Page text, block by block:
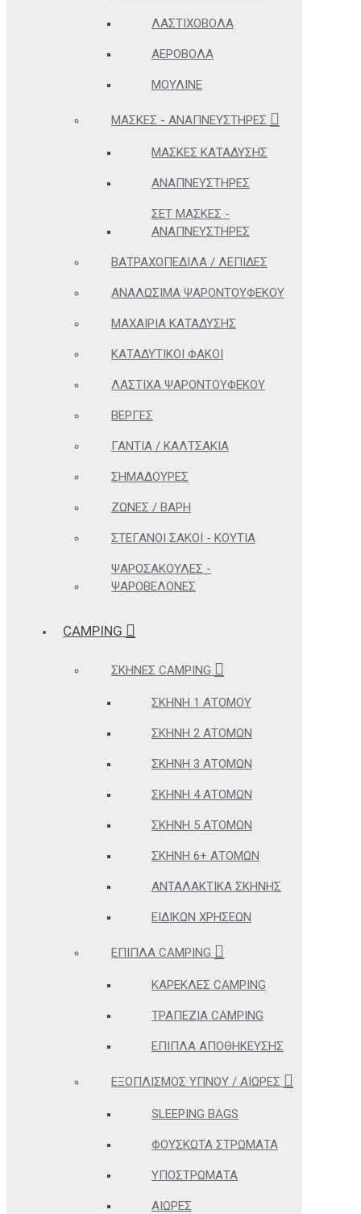
ΛΑΣΤΙΧΟΒΌΛΑ
ΑΕΡΟΒΌΛΑ
ΜΟΥΛΙΝΈ
ΜΆΣΚΕΣ - ΑΝΑΠΝΕΥΣΤΉΡΕΣ
ΜΆΣΚΕΣ ΚΑΤΆΔΥΣΗΣ
ΑΝΑΠΝΕΥΣΤΉΡΕΣ
ΣΕΤ ΜΆΣΚΕΣ -
ΑΝΑΠΝΕΥΣΤΉΡΕΣ
ΒΑΤΡΑΧΟΠΈΔΙΛΑ / ΛΕΠΊΔΕΣ
ΑΝΑΛΏΣΙΜΑ ΨΑΡΟΝΤΟΎΦΕΚΟΥ
ΜΑΧΑΊΡΙΑ ΚΑΤΆΔΥΣΗΣ
ΚΑΤΑΔΥΤΙΚΟΊ ΦΑΚΟΊ
ΛΆΣΤΙΧΑ ΨΑΡΟΝΤΟΎΦΕΚΟΥ
ΒΈΡΓΕΣ
ΓΆΝΤΙΑ / ΚΑΛΤΣΆΚΙΑ
ΣΗΜΑΔΟΎΡΕΣ
ΖΏΝΕΣ / ΒΆΡΗ
ΣΤΕΓΑΝΟΊ ΣΆΚΟΙ - ΚΟΥΤΙΆ
ΨΑΡΟΣΑΚΟΎΛΕΣ -
ΨΑΡΟΒΕΛΌΝΕΣ
CAMPING
ΣΚΗΝΈΣ CAMPING
ΣΚΗΝΉ 1 ΑΤΌΜΟΥ
ΣΚΗΝΉ 2 ΑΤΌΜΩΝ
ΣΚΗΝΉ 3 ΑΤΌΜΩΝ
ΣΚΗΝΉ 4 ΑΤΌΜΩΝ
ΣΚΗΝΉ 5 ΑΤΌΜΩΝ
ΣΚΗΝΉ 6+ ΑΤΌΜΩΝ
ΑΝΤΑΛΑΚΤΙΚΆ ΣΚΗΝΉΣ
ΕΙΔΙΚΏΝ ΧΡΉΣΕΩΝ
ΈΠΙΠΛΑ CAMPING
ΚΑΡΈΚΛΕΣ CAMPING
ΤΡΑΠΈΖΙΑ CAMPING
ΈΠΙΠΛΑ ΑΠΟΘΉΚΕΥΣΗΣ
ΕΞΟΠΛΙΣΜΌΣ ΎΠΝΟΥ / ΑΙΏΡΕΣ
SLEEPING BAGS
ΦΟΥΣΚΩΤΆ ΣΤΡΏΜΑΤΑ
ΥΠΟΣΤΡΏΜΑΤΑ
ΑΙΏΡΕΣ